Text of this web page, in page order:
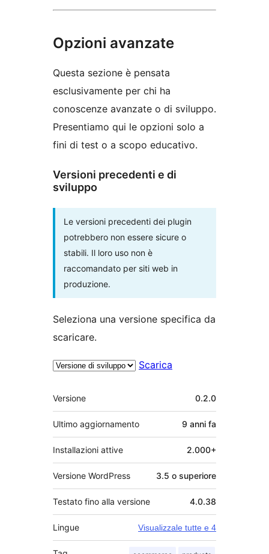
Opzioni avanzate
Questa sezione è pensata
esclusivamente per chi ha
conoscenze avanzate o di sviluppo.
Presentiamo qui le opzioni solo a
fini di test o a scopo educativo.
Versioni precedenti e di
sviluppo
Le versioni precedenti dei plugin
potrebbero non essere sicure o
stabili. Il loro uso non è
raccomandato per siti web in
produzione.
Seleziona una versione specifica da
scaricare.
Scarica
Meta
Versione 0.2.0
Ultimo aggiornamento 9 anni fa
Installazioni attive 2.000+
Versione WordPress 3.5 o superiore
Testato fino alla versione 4.0.38
Lingue Visualizzale tutte e 4